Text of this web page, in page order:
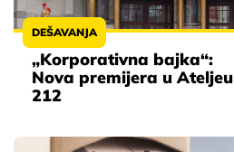
DEŠAVANJA
„Korporativna bajka“:
Nova premijera u Ateljeu
212